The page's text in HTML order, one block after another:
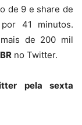
de 9 e share de
41 minutos.
de 200 mil
no Twitter.
pela sexta